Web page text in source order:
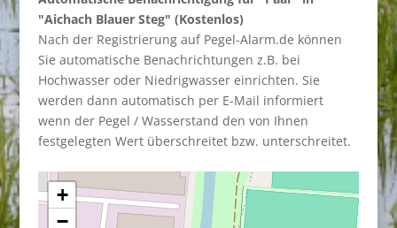
"Aichach Blauer Steg" (Kostenlos)
Nach der Registrierung auf Pegel-Alarm.de können
Sie automatische Benachrichtungen z.B. bei
Hochwasser oder Niedrigwasser einrichten. Sie
werden dann automatisch per E-Mail informiert
wenn der Pegel / Wasserstand den von Ihnen
festgelegten Wert überschreitet bzw. unterschreitet.
+
−